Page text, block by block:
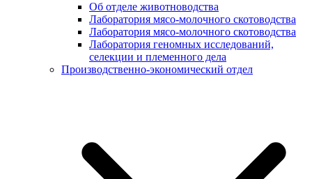
Об отделе животноводства
Лаборатория мясо-молочного скотоводства
Лаборатория мясо-молочного скотоводства
Лаборатория геномных исследований,
селекции и племенного дела
Производственно-экономический отдел